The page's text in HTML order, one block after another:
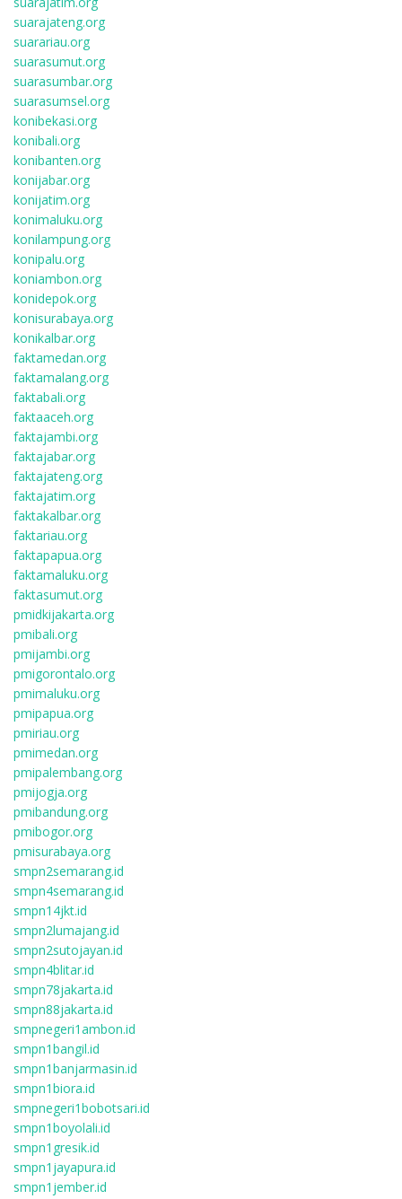
suarajateng.org
suarariau.org
suarasumut.org
suarasumbar.org
suarasumsel.org
konibekasi.org
konibali.org
konibanten.org
konijabar.org
konijatim.org
konimaluku.org
konilampung.org
konipalu.org
koniambon.org
konidepok.org
konisurabaya.org
konikalbar.org
faktamedan.org
faktamalang.org
faktabali.org
faktaaceh.org
faktajambi.org
faktajabar.org
faktajateng.org
faktajatim.org
faktakalbar.org
faktariau.org
faktapapua.org
faktamaluku.org
faktasumut.org
pmidkijakarta.org
pmibali.org
pmijambi.org
pmigorontalo.org
pmimaluku.org
pmipapua.org
pmiriau.org
pmimedan.org
pmipalembang.org
pmijogja.org
pmibandung.org
pmibogor.org
pmisurabaya.org
smpn2semarang.id
smpn4semarang.id
smpn14jkt.id
smpn2lumajang.id
smpn2sutojayan.id
smpn4blitar.id
smpn78jakarta.id
smpn88jakarta.id
smpnegeri1ambon.id
smpn1bangil.id
smpn1banjarmasin.id
smpn1biora.id
smpnegeri1bobotsari.id
smpn1boyolali.id
smpn1gresik.id
smpn1jayapura.id
smpn1jember.id